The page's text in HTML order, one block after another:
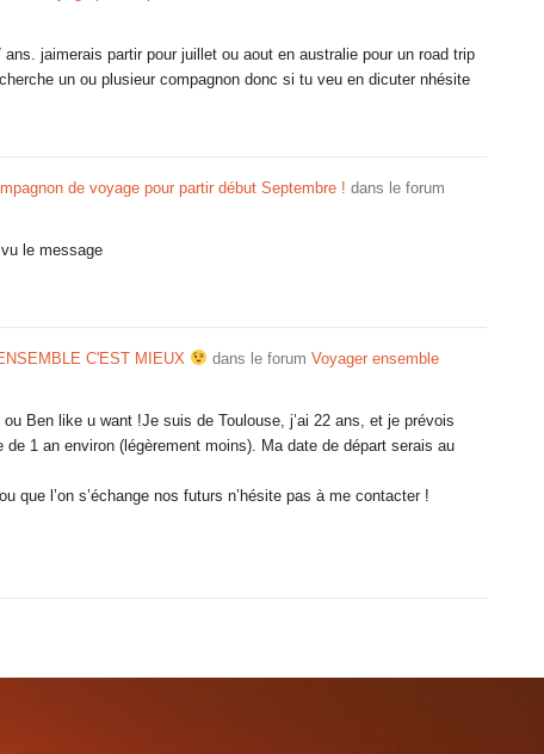
jaimerais partir pour juillet ou aout en australie pour un road trip
un ou plusieur compagnon donc si tu veu en dicuter nhésite
de voyage pour partir début Septembre ! dans le forum
le message
C'EST MIEUX dans le forum Voyager ensemble
Ben like u want !Je suis de Toulouse, j’ai 22 ans, et je prévois
de 1 an environ (légèrement moins). Ma date de départ serais au
que l’on s’échange nos futurs n’hésite pas à me contacter !